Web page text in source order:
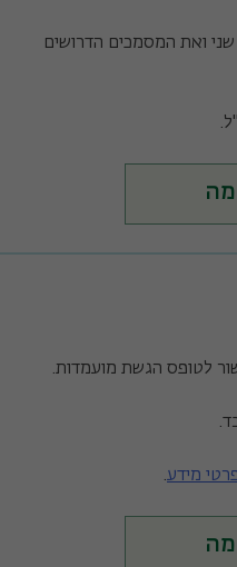
ואת המסמכים הדרושים
לטופס הגשת מועמדות.
מידע.